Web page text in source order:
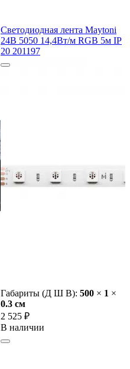
Светодиодная лента Maytoni
24В 5050 14,4Вт/м RGB 5м IP
20 201197
Габариты (Д Ш В): 500 × 1 ×
0.3 cм
2 525 ₽
В наличии